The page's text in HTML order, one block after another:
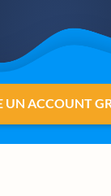
UN ACCOUNT